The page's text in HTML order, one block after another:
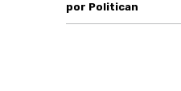
por Politican